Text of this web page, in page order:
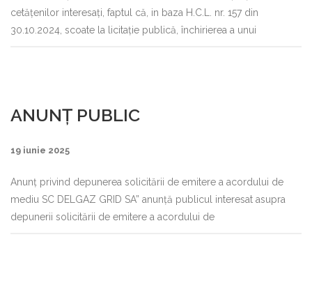
cetăţenilor interesaţi, faptul că, in baza H.C.L. nr. 157 din
30.10.2024, scoate la licitaţie publică, închirierea a unui
ANUNȚ PUBLIC
19 iunie 2025
Anunț privind depunerea solicitării de emitere a acordului de
mediu SC DELGAZ GRID SA” anunță publicul interesat asupra
depunerii solicitării de emitere a acordului de